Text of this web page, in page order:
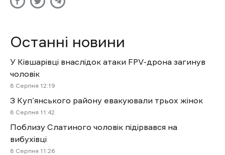
Останні новини
У Ківшарівці внаслідок атаки FPV-дрона загинув
чоловік
8 Cерпня 12:19
З Куп’янського району евакуювали трьох жінок
8 Cерпня 11:42
Поблизу Слатиного чоловік підірвався на
вибухівці
8 Cерпня 11:26